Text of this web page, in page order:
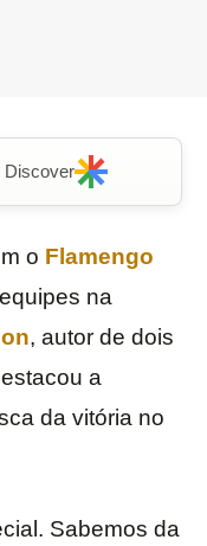
Discover
o Flamengo
na
, autor de dois
a
da vitória no
Sabemos da